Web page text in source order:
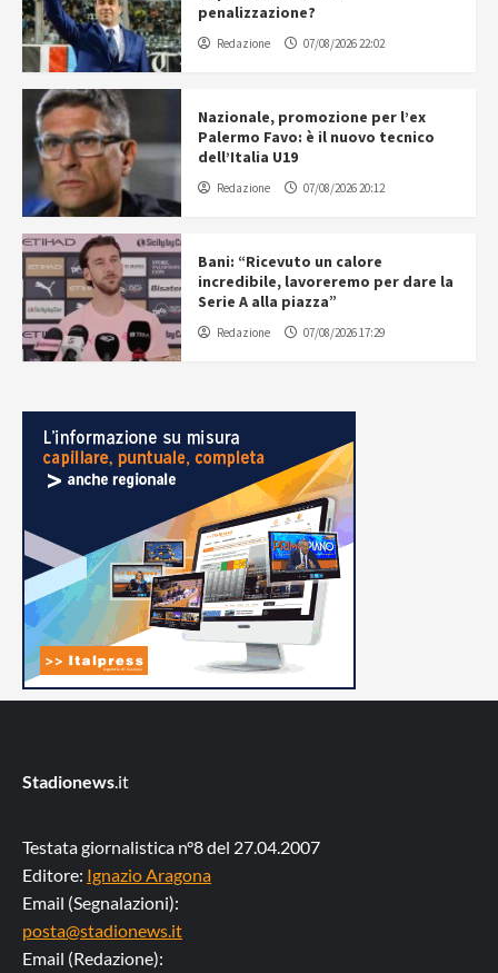
penalizzazione?
Redazione 07/08/2026 22:02
Nazionale, promozione per l’ex
Palermo Favo: è il nuovo tecnico
dell’Italia U19
Redazione 07/08/2026 20:12
Bani: “Ricevuto un calore
incredibile, lavoreremo per dare la
Serie A alla piazza”
Redazione 07/08/2026 17:29
Stadionews .it
Testata giornalistica n°8 del 27.04.2007
Editore: Ignazio Aragona
Email (Segnalazioni):
posta@stadionews.it
Email (Redazione):